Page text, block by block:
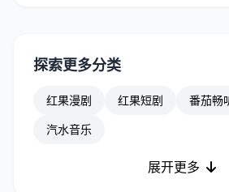
探索更多分类
红果漫剧 红果短剧 番茄畅
汽水音乐
展开更多